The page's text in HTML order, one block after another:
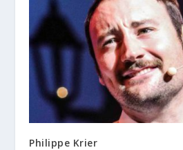
Philippe Krier